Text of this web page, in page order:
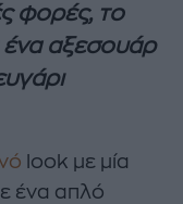
φορές, το
ένα αξεσουάρ
look με μία
ένα απλό